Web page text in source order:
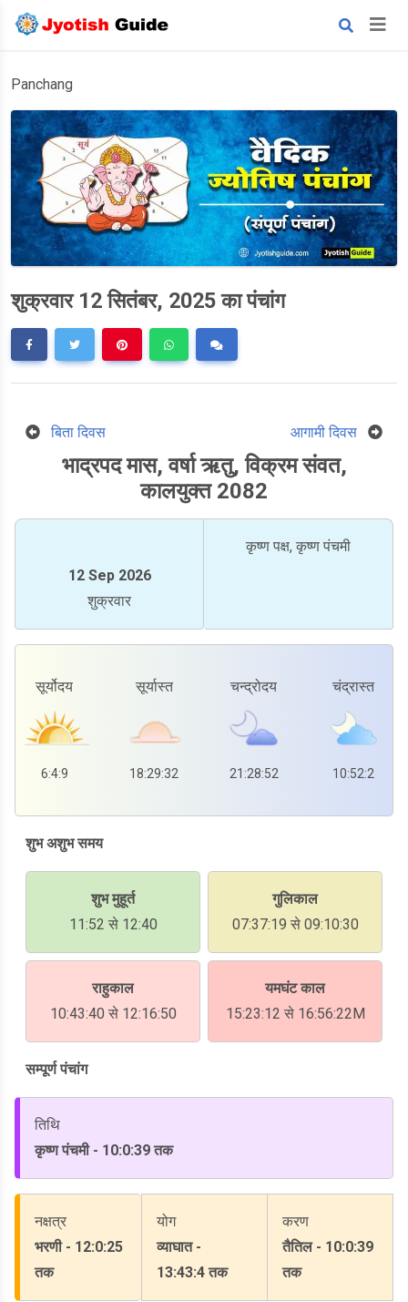
Panchang
शुक्रवार 12 सितंबर, 2025 का पंचांग
बिता दिवस आगामी दिवस
भाद्रपद मास, वर्षा ऋतु, विक्रम संवत,
कालयुक्त 2082
12 Sep 2026
शुक्रवार
कृष्ण पक्ष, कृष्ण पंचमी
सूर्योदय
6:4:9
सूर्यास्त
18:29:32
चन्द्रोदय
21:28:52
चंद्रास्त
10:52:2
शुभ अशुभ समय
शुभ मुहूर्त
11:52 से 12:40
गुलिकाल
07:37:19 से 09:10:30
राहुकाल
10:43:40 से 12:16:50
यमघंट काल
15:23:12 से 16:56:22M
सम्पूर्ण पंचांग
तिथि
कृष्ण पंचमी - 10:0:39 तक
नक्षत्र
भरणी - 12:0:25
तक
योग
व्याघात -
13:43:4 तक
करण
तैतिल - 10:0:39
तक